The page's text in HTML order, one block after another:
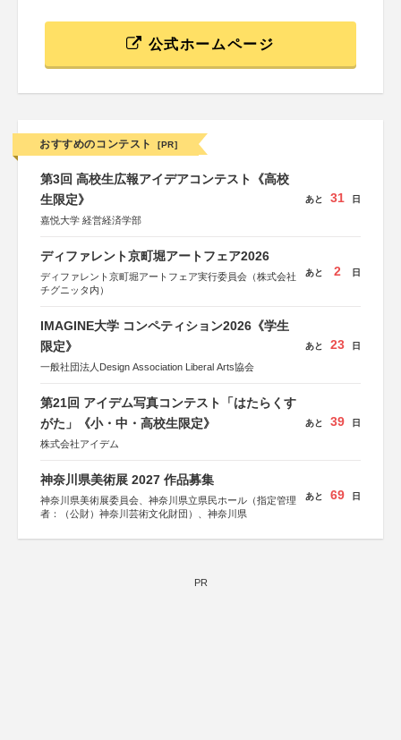
公式ホームページ
おすすめのコンテスト [PR]
第3回 高校生広報アイデアコンテスト《高校
生限定》
嘉悦大学 経営経済学部
あと 31 日
ディファレント京町堀アートフェア2026
ディファレント京町堀アートフェア実行委員会（株式会社
チグニッタ内）
あと 2 日
IMAGINE大学 コンペティション2026《学生
限定》
一般社団法人Design Association Liberal Arts協会
あと 23 日
第21回 アイデム写真コンテスト「はたらくす
がた」《小・中・高校生限定》
株式会社アイデム
あと 39 日
神奈川県美術展 2027 作品募集
神奈川県美術展委員会、神奈川県立県民ホール（指定管理
者：（公財）神奈川芸術文化財団）、神奈川県
あと 69 日
PR